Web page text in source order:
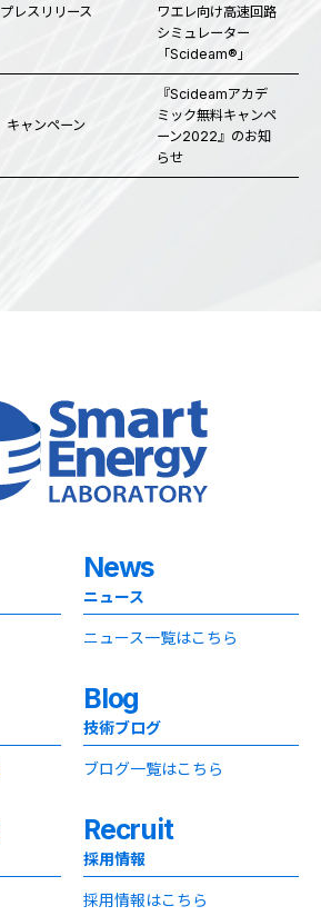
プレスリリース
ワエレ向け高速回路
シミュレーター
「Scideam®」
キャンペーン
『Scideamアカデ
ミック無料キャンペ
ーン2022』のお知
らせ
News
ニュース
ニュース一覧はこちら
Blog
技術ブログ
ブログ一覧はこちら
Recruit
採用情報
採用情報はこちら